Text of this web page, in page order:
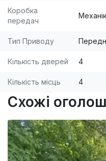
Коробка
передач
Тип Приводу
Кількість дверей 4
Кількість місць 4
Схожі